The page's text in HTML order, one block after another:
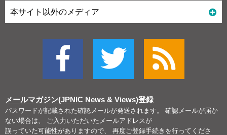
本サイト以外のメディア
メールマガジン(JPNIC News & Views)登録
パスワードが記載された確認メールが発送されます。 確認メールが届か
ない場合は、 ご入力いただいたメールアドレスが
誤っていた可能性がありますので、 再度ご登録手続きを行ってくださ